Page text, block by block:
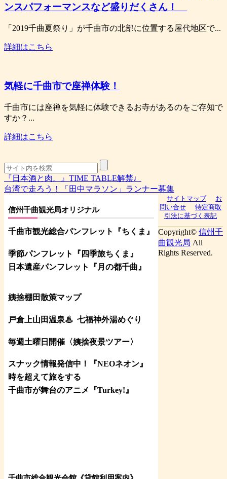
ンスパフォーマンスなど盛りだくさん！
「2019千曲夏祭り」が千曲市の北部に位置する屋代地区で...
詳細はこちら
気軽に千曲市で座禅体験！
千曲市には座禅を気軽に体験できるお寺があるのをご存知で
すか？...
詳細はこちら
『日本酒と肉。』TIME TABLE解禁♩
台湾で走ろう！「田中マラソン」ランナー募集
信州千曲観光局オリジナル
千曲市観光総合パンフレット 『ちくま 』
季節パンフレット『四季旅ちくま』
日本遺産パンフレット
『月の都千曲 』
姨捨棚田散策マップ
戸倉上山田温泉♨ 七福神外湯めぐり
毎週土曜日開催〈姨捨夜景ツアー〉
スナック情報発信中！『NEOネオン』
時を超えて旅をする
千曲市が舞台のアニメ『Turkey!』
サイトマップ
お
問い合せ
特定商取
引法に基づく表記
Copyright© 信州千
曲観光局 All
Rights Reserved.